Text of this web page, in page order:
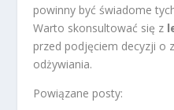
powinny być świadome
Warto skonsultować się z
przed podjęciem decyzji o
odżywiania.
Powiązane posty: